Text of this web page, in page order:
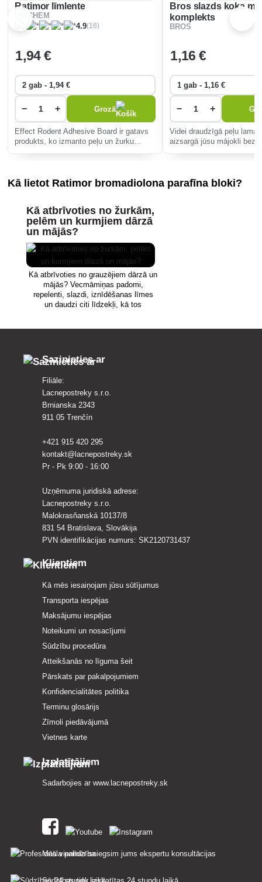
Ratimor līmlente
UNICHEM
4.9(16)
1,94 €
− + Grozā
Effect Rodent Adhesive Board ir gatavs
produkts, ko izmanto peļu un žurku
Bros slazds koka
komplekts
BROS
1,16 €
− +
Videi draudzīgā peļu
aizsargā jūsu mājokli bez
Kā lietot Ratimor bromadiolona parafīna bloki?
Kā atbrīvoties no žurkām,
pelēm un kurmjiem dārzā
un mājās?
Kā atbrīvoties no grauzējiem dārzā un
mājās? Vecmāmiņas padomi,
repelenti, slazdi, iznīdēšanas līmes
un daudzi citi līdzekļi, kā tos
Sazinieties ar
Filiāle:
Lacnepostreky s.r.o.
Brnianska 2343
911 05 Trenčín
+421 915 420 295
kontakt@lacnepostreky.sk
Pr - Pk 9:00 - 16:00
Uzņēmuma juridiskā adrese:
Lacnepostreky s.r.o.
Malokrasňanská 10137/8
831 54 Bratislava, Slovākija
PVN identifikācijas numurs: SK2120731437
Klientiem
Kā mēs iesaiņojam jūsu sūtījumus
Transporta iespējas
Maksājumu iespējas
Noteikumi un nosacījumi
Sūdzību procedūra
Atteikšanās no līguma šeit
Pārskats par pakalpojumiem
Konfidencialitātes politika
Terminu glosārijs
Zīmoli piedāvājumā
Vietnes karte
Izplatītājiem
Sadarbojies ar www.lacnepostreky.sk
Mēs vienmēr sniegsim jums ekspertu konsultācijas